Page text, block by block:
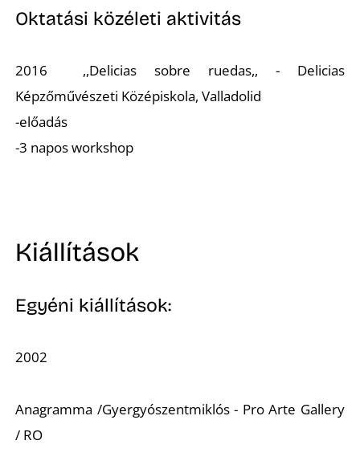
Oktatási közéleti aktivitás
2016 ,,Delicias sobre ruedas,, - Delicias
Képzőművészeti Középiskola, Valladolid
-előadás
-3 napos workshop
Kiállítások
Egyéni kiállítások:
2002
Anagramma /Gyergyószentmiklós - Pro Arte Gallery
/ RO